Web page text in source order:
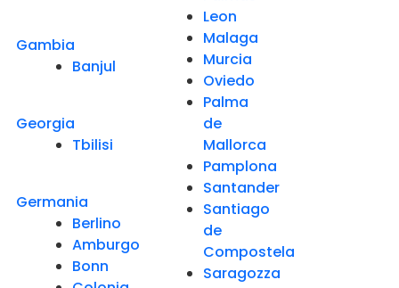
Gambia
Banjul
Georgia
Tbilisi
Germania
Berlino
Amburgo
Bonn
Leon
Malaga
Murcia
Oviedo
Palma
de
Mallorca
Pamplona
Santander
Santiago
de
Compostela
Saragozza